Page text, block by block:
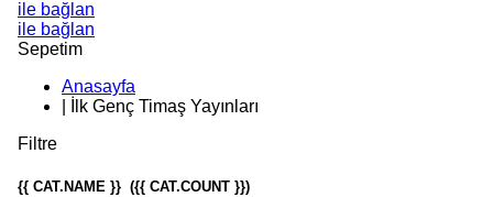
ile bağlan
ile bağlan
Sepetim
Anasayfa
İlk Genç Timaş Yayınları
Filtre
{{ CAT.NAME }} ({{ CAT.COUNT }})